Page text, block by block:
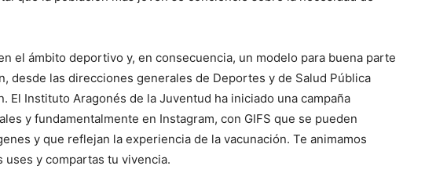
el ámbito deportivo y, en consecuencia, un modelo para buena parte
desde las direcciones generales de Deportes y de Salud Pública
El Instituto Aragonés de la Juventud ha iniciado una campaña
y fundamentalmente en Instagram, con GIFS que se pueden
y que reflejan la experiencia de la vacunación. Te animamos
uses y compartas tu vivencia.